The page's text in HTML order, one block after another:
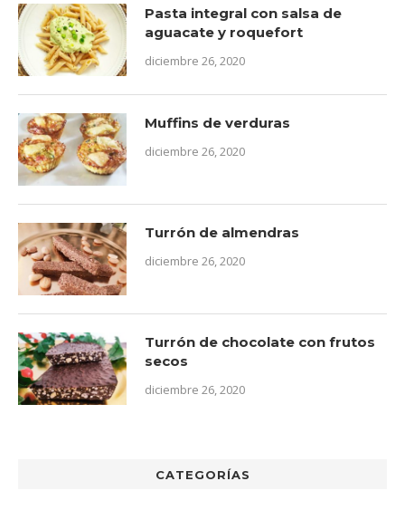
Pasta integral con salsa de
aguacate y roquefort
diciembre 26, 2020
Muffins de verduras
diciembre 26, 2020
Turrón de almendras
diciembre 26, 2020
Turrón de chocolate con frutos
secos
diciembre 26, 2020
CATEGORÍAS